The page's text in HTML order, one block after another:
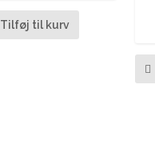
Tilføj til kurv